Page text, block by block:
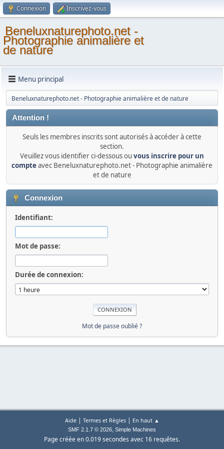
Connexion Inscrivez-vous
Beneluxnaturephoto.net -
Photographie animalière et
de nature
Menu principal
Beneluxnaturephoto.net - Photographie animalière et de nature
Attention !
Seuls les membres inscrits sont autorisés à accéder à cette
section.
Veuillez vous identifier ci-dessous ou vous inscrire pour un
compteavec Beneluxnaturephoto.net - Photographie animalière
et de nature
Connexion
Identifiant:
Mot de passe:
Durée de connexion:
Mot de passe oublié ?
Aide| Termes et Règles| En haut ▲
SMF 2.1.7 © 2026, Simple Machines
Page créée en 0.019 secondes avec 16 requêtes.